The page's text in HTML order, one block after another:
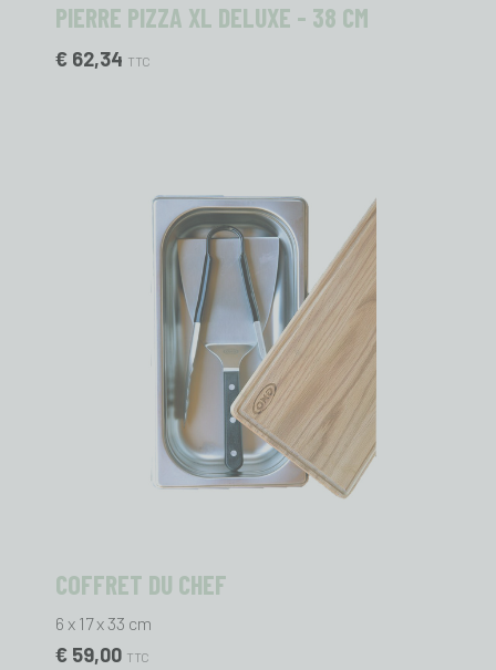
PIERRE PIZZA XL DELUXE - 38 CM
€ 62,34 TTC
COFFRET DU CHEF
6 x 17 x 33 cm
€ 59,00 TTC